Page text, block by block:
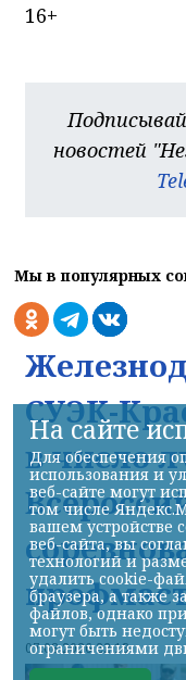
16+
новостей
Мы в популярных
СУЭК-
в число
07.08.2026 22:13
На сайте
Для обеспечения
использования и
веб-сайте могут
том числе
вашем устройстве
веб-сайта, вы
технологий и
удалить cookie-
браузера, а также
файлов, однако
могут быть
ограничениями